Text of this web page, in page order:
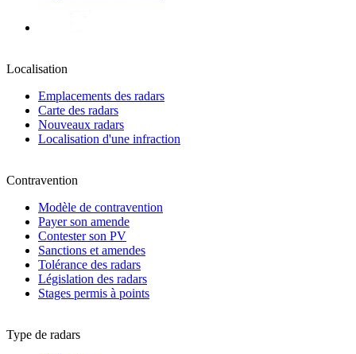
Localisation
Emplacements des radars
Carte des radars
Nouveaux radars
Localisation d'une infraction
Contravention
Modèle de contravention
Payer son amende
Contester son PV
Sanctions et amendes
Tolérance des radars
Législation des radars
Stages permis à points
Type de radars